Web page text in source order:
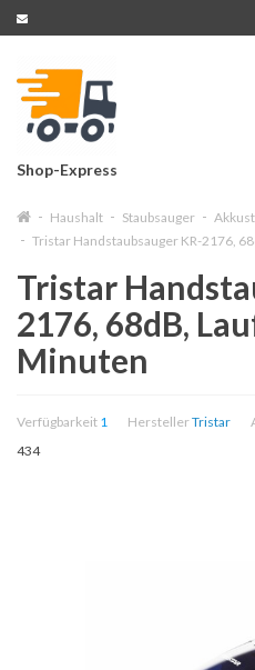
Shop-Express
Haushalt Staubsauger
Tristar Handstaubsauger KR-2176,
Tristar
2176, 68dB,
Minuten
Verfügbarkeit 1 HerstellerTristar
434